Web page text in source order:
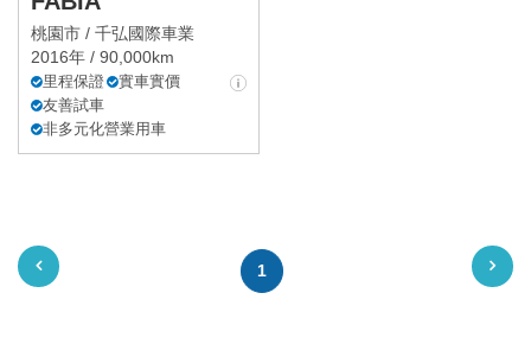
桃園市 / 千弘國際車業
2016年 / 90,000km
里程保證
實車實價
友善試車
非多元化營業用車
1